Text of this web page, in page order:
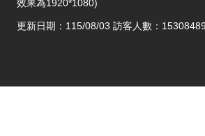
效果為1920*1080)
更新日期：115/08/03 訪客人數：